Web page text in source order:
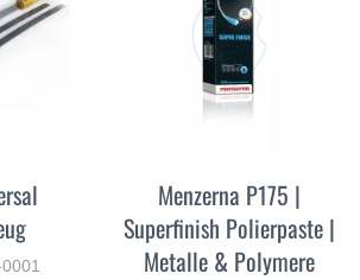
Menzerna P175 |
Superfinish Polierpaste |
Metalle & Polymere